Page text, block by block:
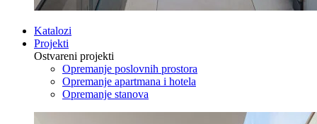
Katalozi
Projekti
Ostvareni projekti
Opremanje poslovnih prostora
Opremanje apartmana i hotela
Opremanje stanova